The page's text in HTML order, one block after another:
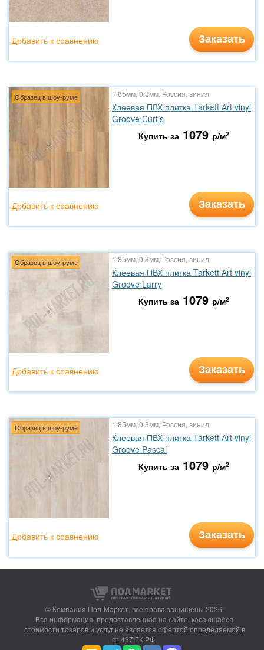
Заказать
Добавить к сравнению
Образец в шоу-руме 1.85мм, 0.3мм, Россия, винил
Клеевая ПВХ плитка Tarkett Аrt vinyl
Groove Curtis
Купить за 1079 р/м2
Заказать
Добавить к сравнению
Образец в шоу-руме 1.85мм, 0.3мм, Россия, винил
Клеевая ПВХ плитка Tarkett Аrt vinyl
Groove Larry
Купить за 1079 р/м2
Заказать
Добавить к сравнению
Образец в шоу-руме 1.85мм, 0.3мм, Россия, винил
Клеевая ПВХ плитка Tarkett Аrt vinyl
Groove Pascal
Купить за 1079 р/м2
Заказать
Добавить к сравнению
© Компания Пол-Маркет, все права защищены 2026.
Вся информация, предоставленная на сайте, касающаяся
стоимости товаров и услуг не является офертой определяемой в
ст.437 ГК РФ.